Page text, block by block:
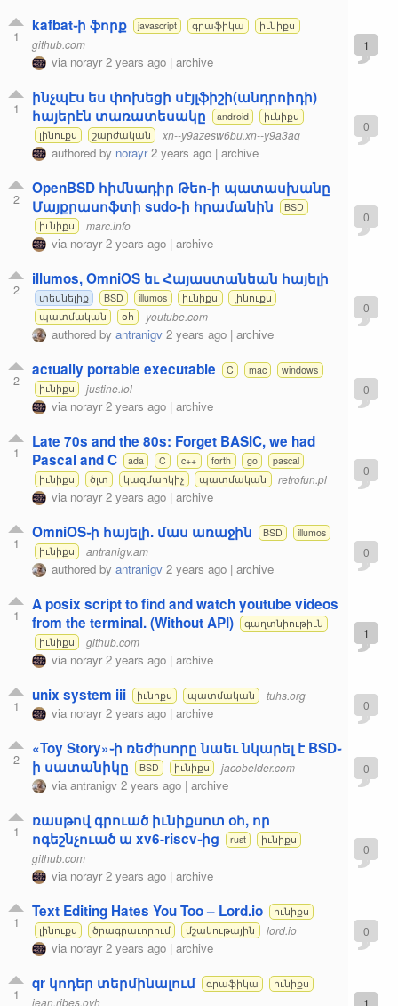
1
kafbat֊ի ֆորք javascript գրաֆիկա իւնիքս
github.com
via norayr 2 years ago | archive
1
1
ինչպէս ես փոխեցի սէյլֆիշի(անդրոիդի)
հայերէն տառատեսակը
android
իւնիքս
լինուքս
շարժական xn--y9azesw6bu.xn--y9a3aq
authored by norayr 2 years ago | archive
0
2
OpenBSD հիմնադիր Թեո-ի պատասխանը
Մայքրասոֆտի sudo-ի հրամանին
BSD
իւնիքս
marc.info
via norayr 2 years ago | archive
0
2
illumos, OmniOS եւ Հայաստանեան հայելի
տեսնելիք BSD illumos իւնիքս
լինուքս
պատմական
օհ youtube.com
authored by antranigv 2 years ago | archive
0
2
actually portable executable C mac
windows
իւնիքս
justine.lol
via norayr 2 years ago | archive
0
1
Late 70s and the 80s: Forget BASIC, we had
Pascal and C
ada C c++ forth go
pascal
իւնիքս
ծլտ կազմարկիչ պատմական retrofun.pl
via norayr 2 years ago | archive
0
1
OmniOS֊ի հայելի. մաս առաջին BSD
illumos
իւնիքս
antranigv.am
authored by antranigv 2 years ago | archive
0
1
A posix script to find and watch youtube videos
from the terminal. (Without API)
գաղտնիութիւն
իւնիքս
github.com
via norayr 2 years ago | archive
1
1
unix system iii իւնիքս պատմական tuhs.org
via norayr 2 years ago | archive 0
2
«Toy Story»֊ի ռեժիսորը նաեւ նկարել է BSD֊
ի սատանիկը
BSD իւնիքս jacobelder.com
via antranigv 2 years ago | archive
0
1
ռասթով գրուած իւնիքսոտ օհ, որ
ոգեշնչուած ա xv6-riscv֊ից
rust իւնիքս
github.com
via norayr 2 years ago | archive
0
1
Text Editing Hates You Too – Lord.io
իւնիքս
լինուքս
ծրագրաւորում մշակութային lord.io
via norayr 2 years ago | archive
0
1
qr կոդեր տերմինալում գրաֆիկա իւնիքս
jean.ribes.ovh 1